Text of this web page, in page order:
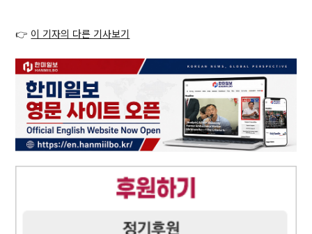
👉 이 기자의 다른 기사보기